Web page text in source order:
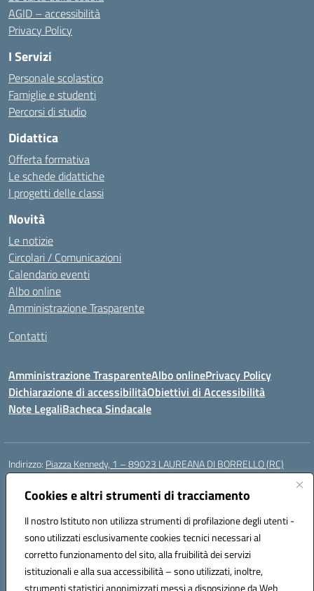
Cookies e altri strumenti di tracciamento
Il nostro Istituto non utilizza strumenti di profilazione degli utenti -
sono utilizzati esclusivamente cookies tecnici necessari al
corretto funzionamento del sito, alla fruibilità dei servizi
istituzionali e alla sua accessibilità – sono utilizzati, inoltre,
strumenti statistici anonimizzati messi a disposizione da Web
AGID – accessibilità
Privacy Policy
I Servizi
Personale scolastico
Famiglie e studenti
Percorsi di studio
Didattica
Offerta formativa
Le schede didattiche
I progetti delle classi
Novità
Le notizie
Circolari / Comunicazioni
Calendario eventi
Albo online
Amministrazione Trasparente
Contatti
Amministrazione TrasparenteAlbo onlinePrivacy Policy
Dichiarazione di accessibilitàObiettivi di Accessibilità
Note LegaliBacheca Sindacale
Indirizzo: Piazza Kennedy, 1 – 89023 LAUREANA DI BORRELLO (RC)
Centralino:
Posta elettronica certificata (PEC):rcic84800t@pec.istruzione.it
Codice fiscale: 82000940807
Codice meccanografico:RCIC84800T
Codice Indice delle Pubbliche Amministrazioni (IPA): istsc_rcic84800t
Codice unico di fatturazione (CUF): UF3A7N